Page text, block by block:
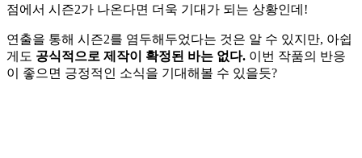
점에서 시즌2가 나온다면 더욱 기대가 되는 상황인데!
연출을 통해 시즌2를 염두해두었다는 것은 알 수 있지만, 아쉽
게도 공식적으로 제작이 확정된 바는 없다. 이번 작품의 반응
이 좋으면 긍정적인 소식을 기대해볼 수 있을듯?